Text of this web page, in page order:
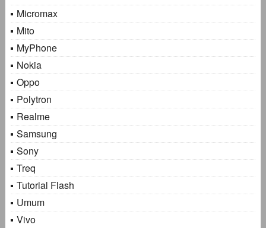
Micromax
Mito
MyPhone
Nokia
Oppo
Polytron
Realme
Samsung
Sony
Treq
Tutorial Flash
Umum
Vivo